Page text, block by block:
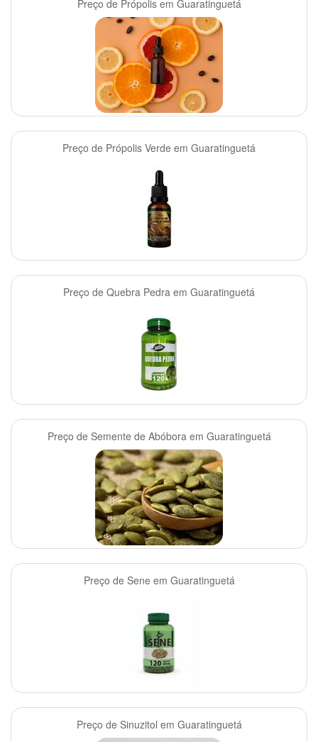
Preço de Própolis em Guaratinguetá
Preço de Própolis Verde em Guaratinguetá
Preço de Quebra Pedra em Guaratinguetá
Preço de Semente de Abóbora em Guaratinguetá
Preço de Sene em Guaratinguetá
Preço de Sinuzitol em Guaratinguetá